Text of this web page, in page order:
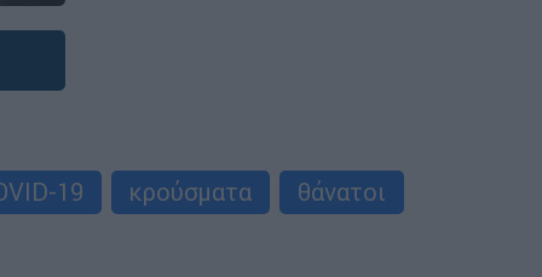
19 κρούσματα
θάνατοι